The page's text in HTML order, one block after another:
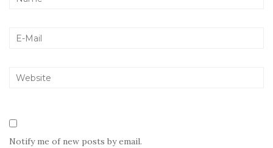
Notify me of new posts by email.